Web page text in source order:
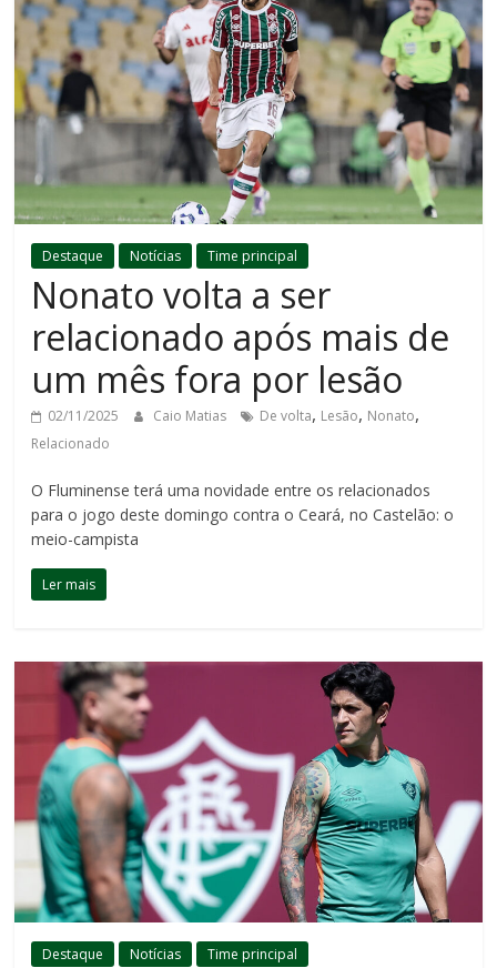
Destaque Notícias Time principal
Nonato volta a ser
relacionado após mais de
um mês fora por lesão
02/11/2025 Caio Matias De volta, Lesão, Nonato,
Relacionado
O Fluminense terá uma novidade entre os relacionados
para o jogo deste domingo contra o Ceará, no Castelão: o
meio-campista
Ler mais
Destaque Notícias Time principal